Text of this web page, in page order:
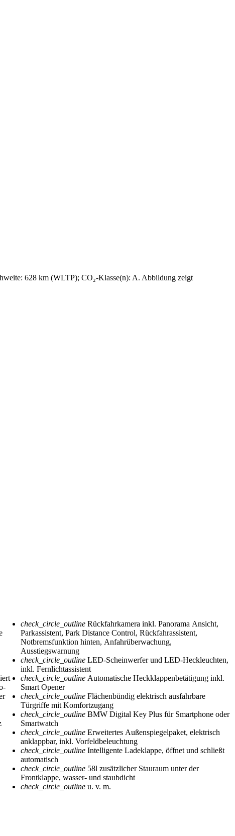
628 km (WLTP); CO₂-Klasse(n): A. Abbildung zeigt
check_circle_outline Rückfahrkamera inkl. Panorama Ansicht,
Parkassistent, Park Distance Control, Rückfahrassistent,
Notbremsfunktion hinten, Anfahrüberwachung,
Ausstiegswarnung
check_circle_outline LED-Scheinwerfer und LED-Heckleuchten,
inkl. Fernlichtassistent
check_circle_outline Automatische Heckklappenbetätigung inkl.
Smart Opener
check_circle_outline Flächenbündig elektrisch ausfahrbare
Türgriffe mit Komfortzugang
check_circle_outline BMW Digital Key Plus für Smartphone oder
Smartwatch
check_circle_outline Erweitertes Außenspiegelpaket, elektrisch
anklappbar, inkl. Vorfeldbeleuchtung
check_circle_outline Intelligente Ladeklappe, öffnet und schließt
automatisch
check_circle_outline 58l zusätzlicher Stauraum unter der
Frontklappe, wasser- und staubdicht
check_circle_outline u. v. m.